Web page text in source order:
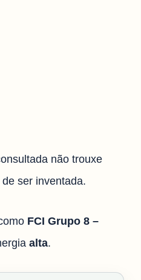
não trouxe
ser inventada.
FCI Grupo 8 –
alta.